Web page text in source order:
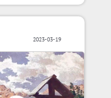
2023-03-19